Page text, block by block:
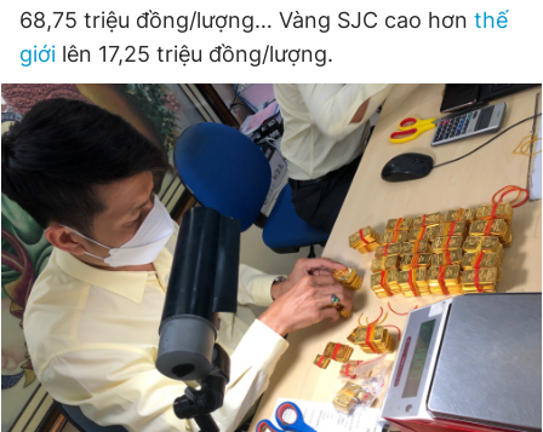
Đọc Thanh Niên trên điện thoại
Theo dõi báo trên
0906 645 777
Liên hệ quảng cáo
0908 780 404
Đặt báo Quảng cáo RSS Tòa soạn Chính sách bảo
68,75 triệu đồng/lượng… Vàng SJC cao hơn thế
giới lên 17,25 triệu đồng/lượng.